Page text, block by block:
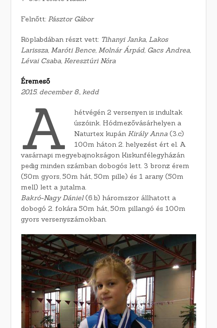
Felnőtt:Pásztor Gábor
Röplabdában részt vett: Tihanyi Janka, Lakos
Larissza, Maróti Bence, Molnár Árpád, Gacs Andrea,
Lévai Csaba, Keresztúri Nóra
Éremeső
2015. december 8., kedd
A
hétvégén 2 versenyen is indultak
úszóink. Hódmezővásárhelyen a
Naturtex kupán Király Anna (3.c)
100m háton 2. helyezést ért el. A
vasárnapi megyebajnokságon Kiskunfélegyházán
pedig minden számban dobogós lett. 3 bronz érem
(50m gyors, 50m hát, 50m pille) és 1 arany (50m
mell) lett a jutalma.
Bakró-Nagy Dániel (6.b) háromszor állhatott a
dobogó 2. fokára 50m hát, 50m pillangó és 100m
gyors versenyszámokban.